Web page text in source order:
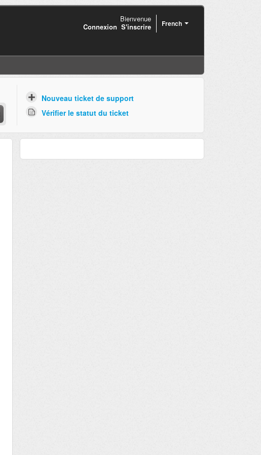
French
Bienvenue
Connexion S'inscrire
Nouveau ticket de support
Vérifier le statut du ticket